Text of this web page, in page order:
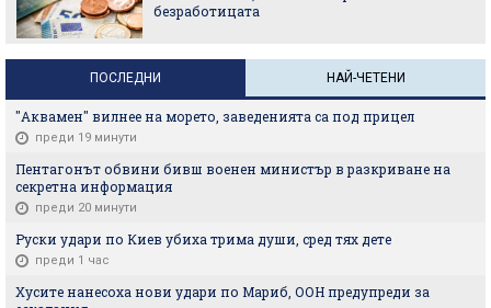
безработицата
ПОСЛЕДНИ НАЙ-ЧЕТЕНИ
"Аквамен" вилнее на морето, заведенията са под прицел
преди 19 минути
Пентагонът обвини бивш военен министър в разкриване на
секретна информация
преди 20 минути
Руски удари по Киев убиха трима души, сред тях дете
преди 1 час
Хусите нанесоха нови удари по Мариб, ООН предупреди за